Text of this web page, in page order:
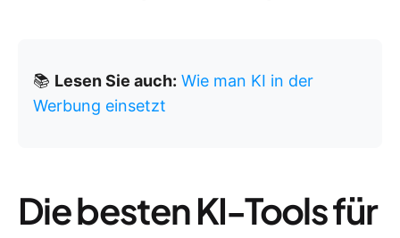
📚 Lesen Sie auch: Wie man KI in der
Werbung einsetzt
Die besten KI-Tools für